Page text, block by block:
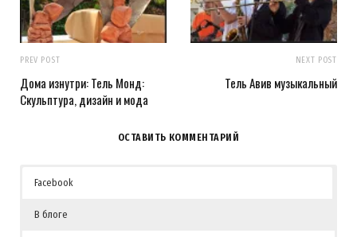
PREV POST
Дома изнутри: Тель Монд:
Скульптура, дизайн и мода
NEXT POST
Тель Авив музыкальный
ОСТАВИТЬ КОММЕНТАРИЙ
Facebook
В блоге